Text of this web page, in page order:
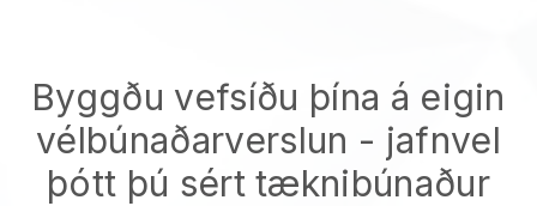
Byggðu vefsíðu þína á eigin
vélbúnaðarverslun - jafnvel
þótt þú sért tæknibúnaður